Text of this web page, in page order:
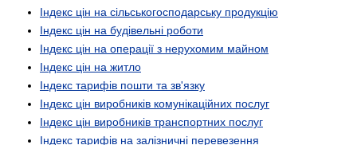
Індекс цін на сільськогосподарську продукцію
Індекс цін на будівельні роботи
Індекс цін на операції з нерухомим майном
Індекс цін на житло
Індекс тарифів пошти та зв'язку
Індекс цін виробників комунікаційних послуг
Індекс цін виробників транспортних послуг
Індекс тарифів на залізничні перевезення